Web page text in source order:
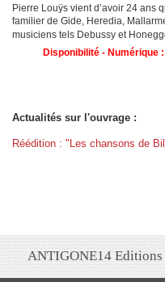
Pierre Louÿs vient d’avoir 24 ans
familier de Gide, Heredia,
musiciens tels Debussy et
Disponibilité - Numérique
Actualités sur l'ouvrage :
Réédition : "Les chansons de
ANTIGONE14